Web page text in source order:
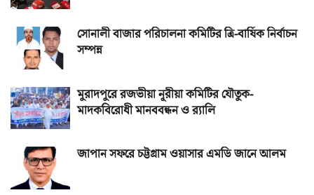
সোনালী বাজার পরিচালনা কমিটির ত্রি-বার্ষিক নির্বাচন
সম্পন্ন
মুরাদপুরে রজভীয়া নূরীয়া কমিটির যৌতুক-
মাদকবিরোধী মানববন্ধন ও র‌্যালি
জাপান সফরে চট্টগ্রাম ওয়াসার এমডি জানে আলম